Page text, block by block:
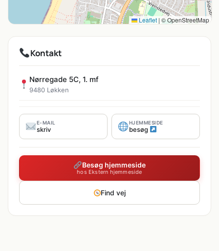
Leaflet | © OpenStreetMap
Kontakt
Nørregade 5C, 1. mf
9480 Løkken
E-MAIL
skriv
HJEMMESIDE
besøg
Besøg hjemmeside
hos Ekstern hjemmeside
Find vej